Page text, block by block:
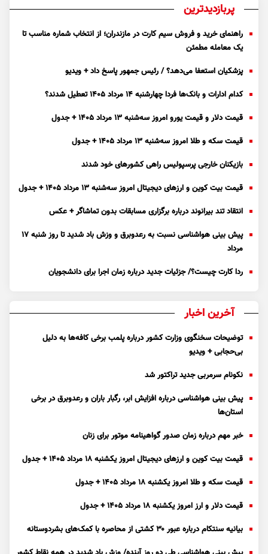
پربازدیدترین
راهنمای خرید و فروش سیم کارت در مازندران؛ از انتخاب شماره مناسب تا
یک معامله مطمئن
پزشکیان استعفا می‌دهد؟ / رئیس جمهور پاسخ داد + ویدیو
کدام ادارات و بانک‌ها فردا چهارشنبه ۱۴ مرداد ۱۴۰۵ تعطیل شدند؟
قیمت دلار و قیمت یورو امروز سه‌شنبه ۱۳ مرداد ۱۴۰۵ + جدول
قیمت سکه و طلا امروز سه‌شنبه ۱۳ مرداد ۱۴۰۵ + جدول
بازیکنان خارجی پرسپولیس راهی کشور‌های خود شدند
قیمت بیت کوین و ارز‌های دیجیتال امروز سه‌شنبه ۱۳ مرداد ۱۴۰۵ + جدول
انتقاد تند بیرانوند درباره برگزاری مسابقات بدون تماشاگر + عکس
پیش بینی هواشناسی نسبت به رعدوبرق و وزش باد شدید تا روز شنبه ۱۷
مرداد
ردا کارت چیست؟/ جزئیات جدید درباره زمان اجرا برای دانشجویان
آخرین اخبار
توضیحات سخنگوی وزارت کشور درباره پلمب برخی کافه‌ها به دلیل
بی‌حجابی + ویدیو
نکونام سرمربی جدید تراکتور شد
پیش بینی هواشناسی درباره افزایش ابر، رگبار باران و رعدوبرق در برخی
استان‌ها
خبر مهم درباره زمان صدور گواهینامه موتور برای زنان
قیمت بیت کوین و ارز‌های دیجیتال امروز یکشنبه ۱۸ مرداد ۱۴۰۵ + جدول
قیمت سکه و طلا امروز یکشنبه ۱۸ مرداد ۱۴۰۵ + جدول
قیمت دلار و ارز امروز یکشنبه ۱۸ مرداد ۱۴۰۵ + جدول
بیانیه سنتکام درباره عبور ۳۰ کشتی از محاصره با کمک‌های بشردوستانه